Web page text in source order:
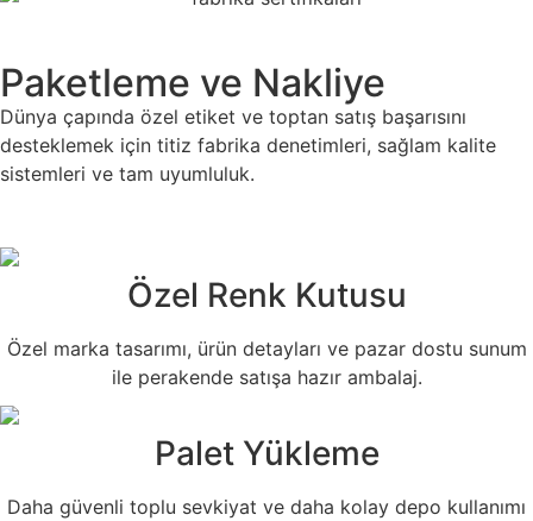
Paketleme ve Nakliye
Dünya çapında özel etiket ve toptan satış başarısını
desteklemek için titiz fabrika denetimleri, sağlam kalite
sistemleri ve tam uyumluluk.
Özel Renk Kutusu
Özel marka tasarımı, ürün detayları ve pazar dostu sunum
ile perakende satışa hazır ambalaj.
Palet Yükleme
Daha güvenli toplu sevkiyat ve daha kolay depo kullanımı